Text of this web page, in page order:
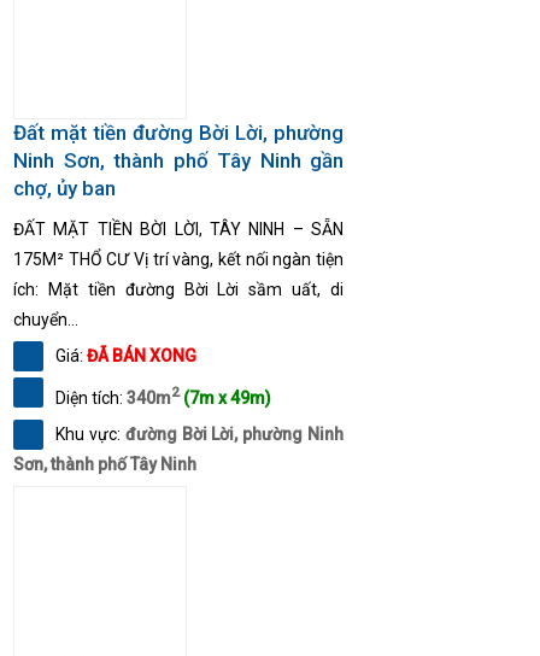
Đất mặt tiền đường Bời Lời, phường
Ninh Sơn, thành phố Tây Ninh gần
chợ, ủy ban
ĐẤT MẶT TIỀN BỜI LỜI, TÂY NINH – SẴN
175M² THỔ CƯ Vị trí vàng, kết nối ngàn tiện
ích: Mặt tiền đường Bời Lời sầm uất, di
chuyển...
Giá: ĐÃ BÁN XONG
Diện tích: 340m2 (7m x 49m)
Khu vực: đường Bời Lời, phường Ninh
Sơn, thành phố Tây Ninh